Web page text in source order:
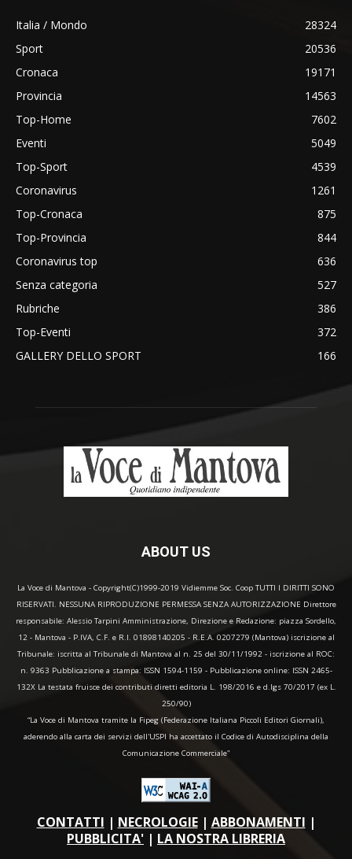
Italia / Mondo
28324
Sport
20536
Cronaca
19171
Provincia
14563
Top-Home
7602
Eventi
5049
Top-Sport
4539
Coronavirus
1261
Top-Cronaca
875
Top-Provincia
844
Coronavirus top
636
Senza categoria
527
Rubriche
386
Top-Eventi
372
GALLERY DELLO SPORT
166
ABOUT US
La Voce di Mantova - Copyright(C)1999-2019 Vidiemme Soc. Coop TUTTI I DIRITTI SONO
RISERVATI. NESSUNA RIPRODUZIONE PERMESSA SENZA AUTORIZZAZIONE Direttore
responsabile: Alessio Tarpini Amministrazione, Direzione e Redazione: piazza Sordello,
12 - Mantova - P.IVA, C.F. e R.I. 01898140205 - R.E.A. 0207279 (Mantova) iscrizione al
Tribunale: iscritta al Tribunale di Mantova al n. 25 del 30/11/1992 - iscrizione al ROC:
n. 9363 Pubblicazione a stampa: ISSN 1594-1159 - Pubblicazione online: ISSN 2465-
132X La testata fruisce dei contributi diretti editoria L. 198/2016 e d.lgs 70/2017 (ex L.
250/90)
“La Voce di Mantova tramite la Fipeg (Federazione Italiana Piccoli Editori Giornali),
aderendo alla carta dei servizi dell'USPI ha accettato il Codice di Autodisciplina della
Comunicazione Commerciale"
CONTATTI | NECROLOGIE| ABBONAMENTI |
PUBBLICITA' | LA NOSTRA LIBRERIA